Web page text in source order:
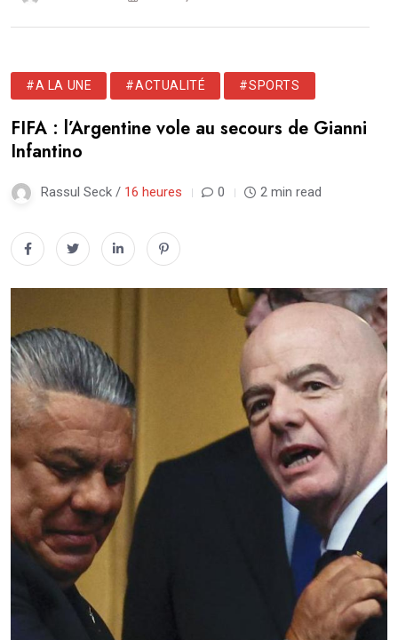
#A LA UNE #ACTUALITÉ #SPORTS
FIFA : l’Argentine vole au secours de Gianni
Infantino
Rassul Seck / 16 heures 0 2 min read